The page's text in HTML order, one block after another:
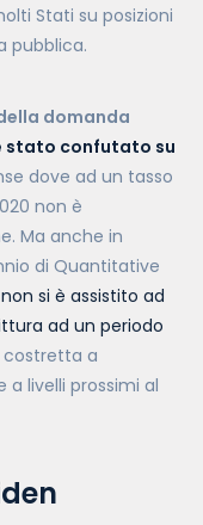
Stati su posizioni
pubblica.
domanda
stato confutato su
dove ad un tasso
non è
Ma anche in
di Quantitative
non si è assistito ad
ad un periodo
costretta a
a livelli prossimi al